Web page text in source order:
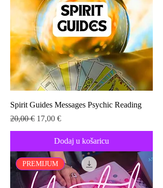
Spirit Guides Messages Psychic Reading
Redovna cijena
20,00 € Cijena s popustom
17,00 €
Dodaj u košaricu
PREMIJUM